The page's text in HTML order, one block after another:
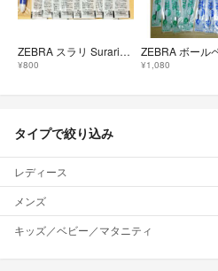
ZEBRA スラリ Surari本体1本+替芯（黒赤青0.7）各3本10点セ
¥800 ¥1,080
タイプで絞り込み
レディース
メンズ
キッズ／ベビー／マタニティ